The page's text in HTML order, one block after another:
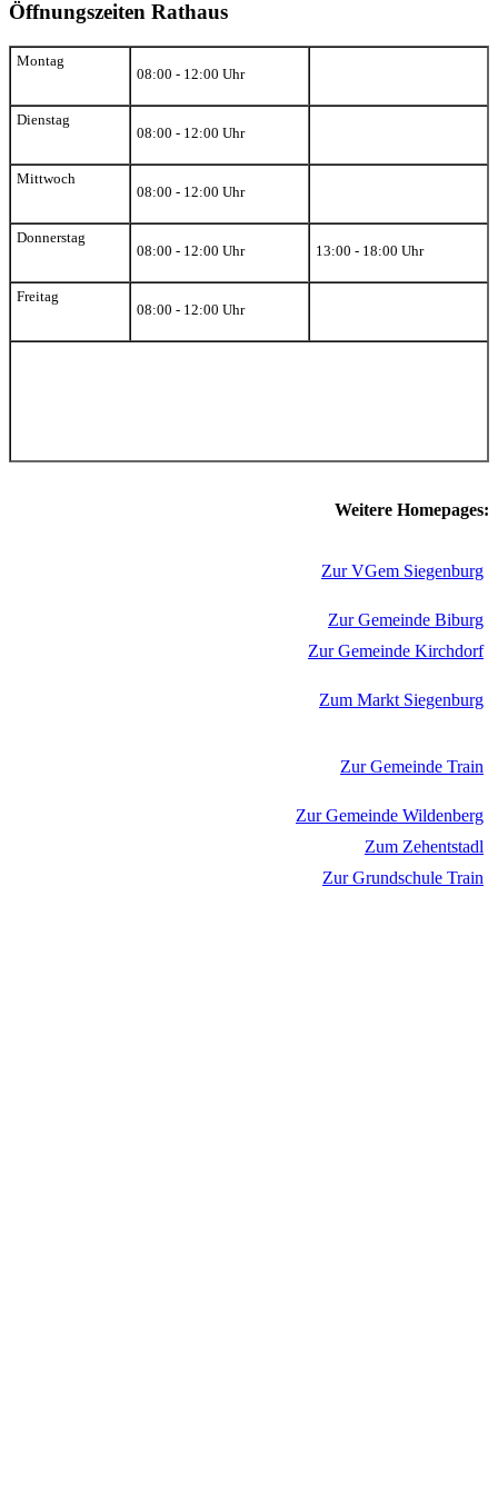
Öffnungszeiten Rathaus
Montag
08:00 - 12:00 Uhr
Dienstag
08:00 - 12:00 Uhr
Mittwoch
08:00 - 12:00 Uhr
Donnerstag
08:00 - 12:00 Uhr
13:00 - 18:00 Uhr
Freitag
08:00 - 12:00 Uhr
Weitere Homepages:
Zur VGem Siegenburg
Zur Gemeinde Biburg
Zur Gemeinde Kirchdorf
Zum Markt Siegenburg
Zur Gemeinde Train
Zur Gemeinde Wildenberg
Zum Zehentstadl
Zur Grundschule Train